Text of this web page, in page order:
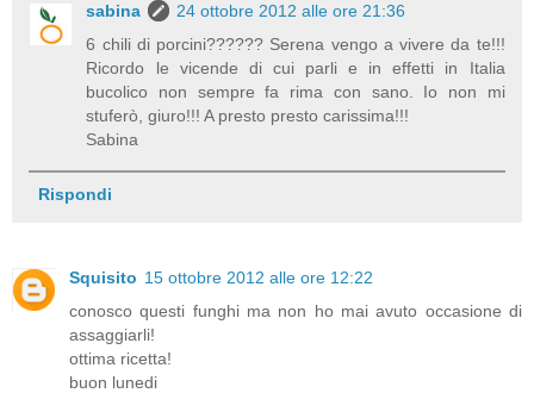
sabina
24 ottobre 2012 alle ore 21:36
6 chili di porcini?????? Serena vengo a vivere da te!!!
Ricordo le vicende di cui parli e in effetti in Italia
bucolico non sempre fa rima con sano. Io non mi
stuferò, giuro!!! A presto presto carissima!!!
Sabina
Rispondi
Squisito 15 ottobre 2012 alle ore 12:22
conosco questi funghi ma non ho mai avuto occasione di
assaggiarli!
ottima ricetta!
buon lunedi